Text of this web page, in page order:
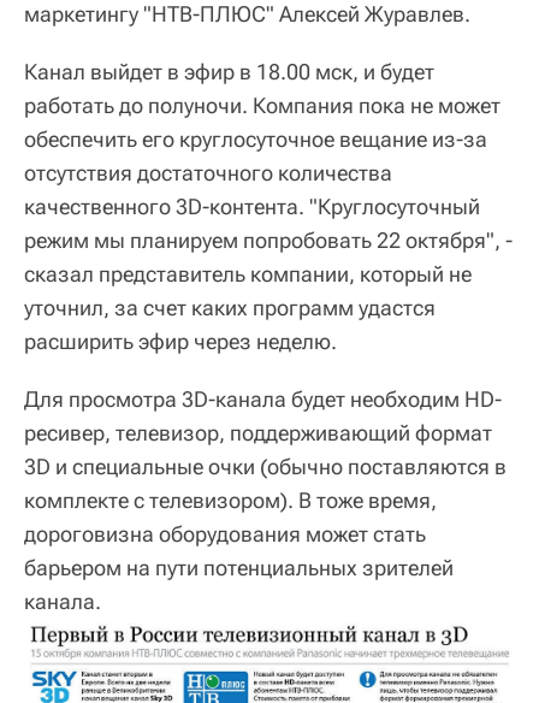
маркетингу "НТВ-ПЛЮС" Алексей Журавлев.
Канал выйдет в эфир в 18.00 мск, и будет
работать до полуночи. Компания пока не может
обеспечить его круглосуточное вещание из-за
отсутствия достаточного количества
качественного 3D-контента. "Круглосуточный
режим мы планируем попробовать 22 октября", -
сказал представитель компании, который не
уточнил, за счет каких программ удастся
расширить эфир через неделю.
Для просмотра 3D-канала будет необходим HD-
ресивер, телевизор, поддерживающий формат
3D и специальные очки (обычно поставляются в
комплекте с телевизором). В тоже время,
дороговизна оборудования может стать
барьером на пути потенциальных зрителей
канала.